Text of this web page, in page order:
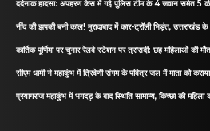
दर्दनाक हादसा: अपहरण केस में गई पुलिस टीम के 4 जवान समेत 5
नींद की झपकी बनी काल! मुरादाबाद में कार-ट्रॉली भिड़ंत, उत्तराखंड
कार्तिक पूर्णिमा पर चुनार रेलवे स्टेशन पर त्रासदी: छह महिलाओं की मौत
सीएम धामी ने महाकुंभ में त्रिवेणी संगम के पवित्र जल में माता को
प्रयागराज महाकुंभ में भगदड़ के बाद स्थिति सामान्य, किच्छा की महिला